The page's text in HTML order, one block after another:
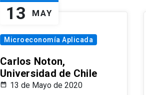
13 MAY
Microeconomía Aplicada
Carlos Noton,
Universidad de Chile
13 de Mayo de 2020